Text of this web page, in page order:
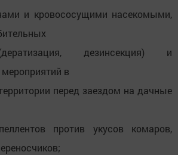
и кровососущими насекомыми,
дезинсекция) и
в
перед заездом на дачные
против укусов комаров,